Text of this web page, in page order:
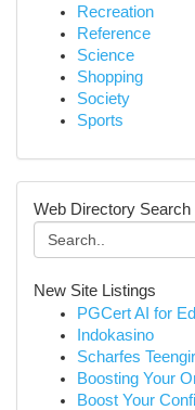
Recreation
Reference
Science
Shopping
Society
Sports
Web Directory Search
New Site Listings
PGCert AI for
Indokasino
Scharfes
Boosting Your
Boost Your